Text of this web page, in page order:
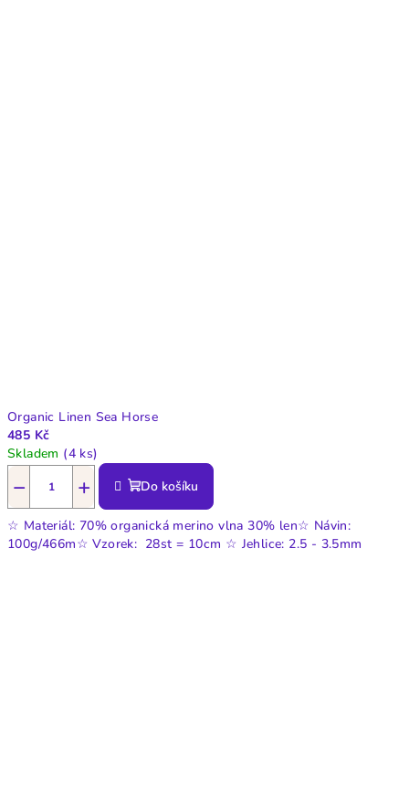
Organic Linen Sea Horse
485 Kč
Skladem (4 ks)
+
− Do košíku
☆ Materiál: 70% organická merino vlna 30% len☆ Návin:
100g/466m☆ Vzorek: 28st = 10cm ☆ Jehlice: 2.5 - 3.5mm